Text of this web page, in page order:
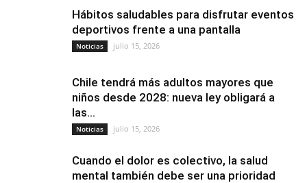
Hábitos saludables para disfrutar eventos
deportivos frente a una pantalla
Noticias julio 15, 2026
Chile tendrá más adultos mayores que
niños desde 2028: nueva ley obligará a
las...
Noticias julio 15, 2026
Cuando el dolor es colectivo, la salud
mental también debe ser una prioridad